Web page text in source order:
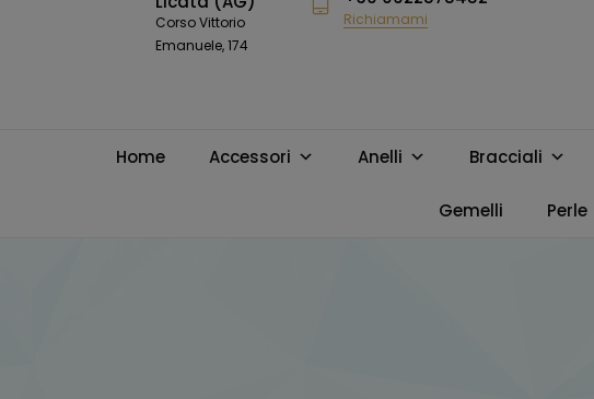
Corso Vittorio
Emanuele, 174
Richiamami
Home Accessori Anelli Bracciali
Gemelli Perle